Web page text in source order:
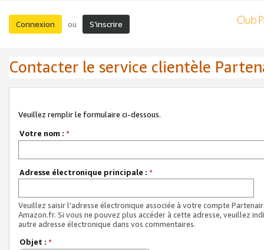
Connexion ou S’inscrire
Contacter le service clientèle
Veuillez remplir le formulaire ci-dessous.
Votre nom : *
Adresse électronique principale : *
Veuillez saisir l'adresse électronique associée à votre compte
Amazon.fr. Si vous ne pouvez plus accéder à cette adresse, veuillez
autre adresse électronique dans vos commentaires.
Objet : *